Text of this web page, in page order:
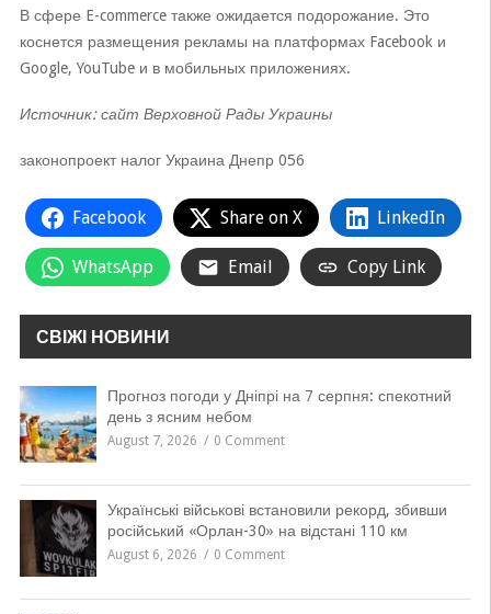
В сфере E-commerce также ожидается подорожание. Это
коснется размещения рекламы на платформах Facebook и
Google, YouTube и в мобильных приложениях.
Источник: сайт Верховной Рады Украины
законопроект налог Украина Днепр 056
Facebook Share on X LinkedIn
WhatsApp Email Copy Link
СВІЖІ НОВИНИ
Прогноз погоди у Дніпрі на 7 серпня: спекотний
день з ясним небом
August 7, 2026 0 Comment
Українські військові встановили рекорд, збивши
російський «Орлан-30» на відстані 110 км
August 6, 2026 0 Comment